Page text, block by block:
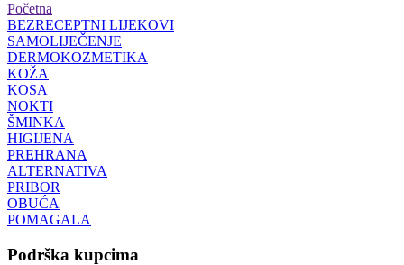
Početna
BEZRECEPTNI LIJEKOVI
SAMOLIJEČENJE
DERMOKOZMETIKA
KOŽA
KOSA
NOKTI
ŠMINKA
HIGIJENA
PREHRANA
ALTERNATIVA
PRIBOR
OBUĆA
POMAGALA
Podrška kupcima